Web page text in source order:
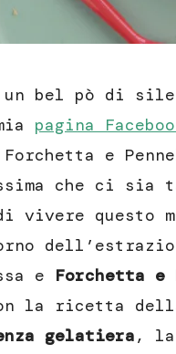
un bel pò di
pagina
Forchetta e
che ci sia
di vivere
e Forchetta e
la ricetta
gelatiera, la